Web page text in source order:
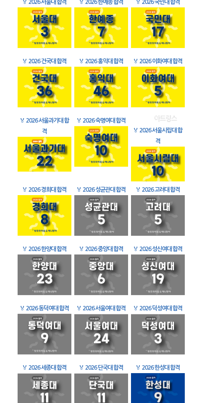
🏅 2026 서울대 합격 🏅 2026 한예종 합격 🏅 2026 국민대 합격
🏅 2026 건국대 합격 🏅 2026 홍익대 합격 🏅 2026 이화여대 합격
🏅 2026 서울과기대 합
격
🏅 2026 숙명여대 합격
🏅 2026 서울시립대 합
격
🏅 2026 경희대 합격 🏅 2026 성균관대 합격 🏅 2026 고려대 합격
🏅 2026 한양대 합격 🏅 2026 중앙대 합격 🏅 2026 성신여대 합격
🏅 2026 동덕여대 합격 🏅 2026 서울여대 합격 🏅 2026 덕성여대 합격
🏅 2026 세종대 합격 🏅 2026 단국대 합격 🏅 2026 한성대 합격